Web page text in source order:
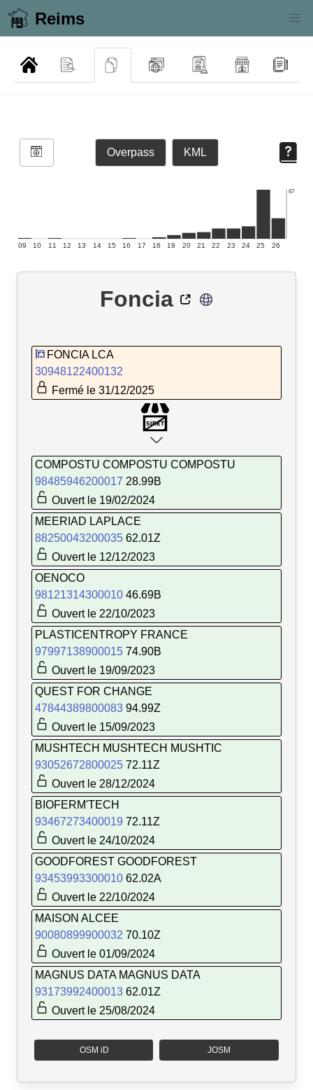
Reims
Overpass KML
67
09 10 11 12 13 14 15 16 17 18 19 20 21 22 23 24 25 26
Foncia
FONCIA LCA
30948122400132
Fermé le 31/12/2025
COMPOSTU COMPOSTU COMPOSTU
98485946200017 28.99B
Ouvert le 19/02/2024
MEERIAD LAPLACE
88250043200035 62.01Z
Ouvert le 12/12/2023
OENOCO
98121314300010 46.69B
Ouvert le 22/10/2023
PLASTICENTROPY FRANCE
97997138900015 74.90B
Ouvert le 19/09/2023
QUEST FOR CHANGE
47844389800083 94.99Z
Ouvert le 15/09/2023
MUSHTECH MUSHTECH MUSHTIC
93052672800025 72.11Z
Ouvert le 28/12/2024
BIOFERM'TECH
93467273400019 72.11Z
Ouvert le 24/10/2024
GOODFOREST GOODFOREST
93453993300010 62.02A
Ouvert le 22/10/2024
MAISON ALCEE
90080899900032 70.10Z
Ouvert le 01/09/2024
MAGNUS DATA MAGNUS DATA
93173992400013 62.01Z
Ouvert le 25/08/2024
OSM iD JOSM